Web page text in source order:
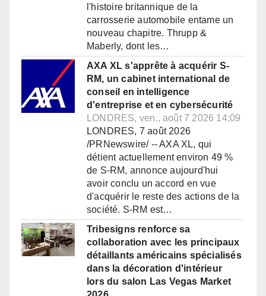
l'histoire britannique de la
carrosserie automobile entame un
nouveau chapitre. Thrupp &
Maberly, dont les…
AXA XL s'apprête à acquérir S-
RM, un cabinet international de
conseil en intelligence
d'entreprise et en cybersécurité
LONDRES, ven., août 7 2026 14:09
LONDRES, 7 août 2026
/PRNewswire/ -- AXA XL, qui
détient actuellement environ 49 %
de S-RM, annonce aujourd'hui
avoir conclu un accord en vue
d'acquérir le reste des actions de la
société. S-RM est…
Tribesigns renforce sa
collaboration avec les principaux
détaillants américains spécialisés
dans la décoration d'intérieur
lors du salon Las Vegas Market